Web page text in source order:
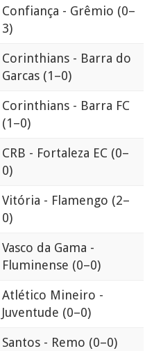
Confiança - Grêmio (0–
3)
Corinthians - Barra do
Garcas (1–0)
Corinthians - Barra FC
(1–0)
CRB - Fortaleza EC (0–
0)
Vitória - Flamengo (2–
0)
Vasco da Gama -
Fluminense (0–0)
Atlético Mineiro -
Juventude (0–0)
Santos - Remo (0–0)